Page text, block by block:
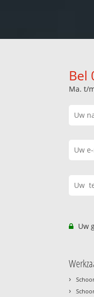
Bel
Ma. t/
Uw
›
›